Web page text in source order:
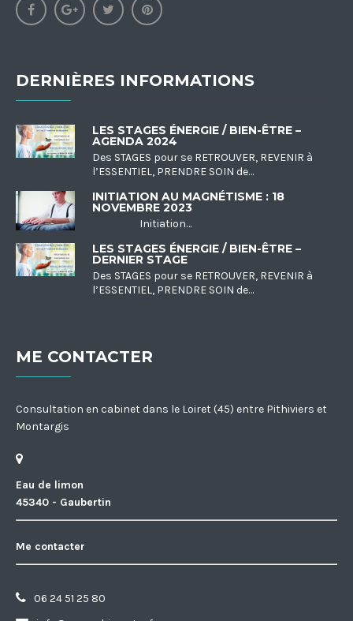
DERNIÈRES INFORMATIONS
LES STAGES ÉNERGIE / BIEN-ÊTRE –
AGENDA 2024
Des STAGES pour se RETROUVER, REVENIR à
l’ESSENTIEL, PRENDRE SOIN de…
INITIATION AU MAGNÉTISME : 18
NOVEMBRE 2023
Initiation…
LES STAGES ÉNERGIE / BIEN-ÊTRE –
DERNIER STAGE
Des STAGES pour se RETROUVER, REVENIR à
l’ESSENTIEL, PRENDRE SOIN de…
ME CONTACTER
Consultation en cabinet dans le Loiret (45) entre Pithiviers et
Montargis
Eau de limon
45340 - Gaubertin
Me contacter
06 24 51 25 80